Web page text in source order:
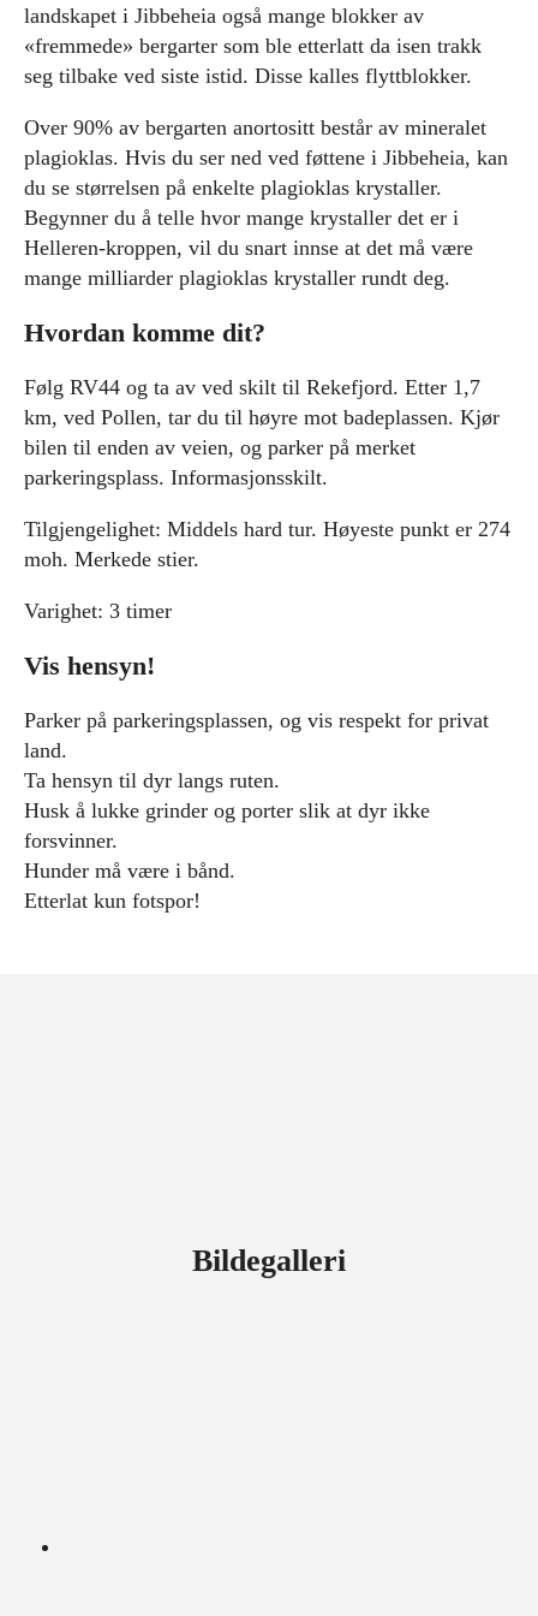
landskapet i Jibbeheia også mange blokker av
«fremmede» bergarter som ble etterlatt da isen trakk
seg tilbake ved siste istid. Disse kalles flyttblokker.
Over 90% av bergarten anortositt består av mineralet
plagioklas. Hvis du ser ned ved føttene i Jibbeheia, kan
du se størrelsen på enkelte plagioklas krystaller.
Begynner du å telle hvor mange krystaller det er i
Helleren-kroppen, vil du snart innse at det må være
mange milliarder plagioklas krystaller rundt deg.
Hvordan komme dit?
Følg RV44 og ta av ved skilt til Rekefjord. Etter 1,7
km, ved Pollen, tar du til høyre mot badeplassen. Kjør
bilen til enden av veien, og parker på merket
parkeringsplass. Informasjonsskilt.
Tilgjengelighet: Middels hard tur. Høyeste punkt er 274
moh. Merkede stier.
Varighet: 3 timer
Vis hensyn!
Parker på parkeringsplassen, og vis respekt for privat
land.
Ta hensyn til dyr langs ruten.
Husk å lukke grinder og porter slik at dyr ikke
forsvinner.
Hunder må være i bånd.
Etterlat kun fotspor!
Bildegalleri